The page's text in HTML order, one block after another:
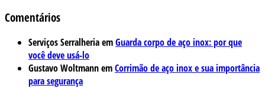
Comentários
Serviços SerralheriaemGuarda corpo de aço inox: por que
você deve usá-lo
Gustavo WoltmannemCorrimão de aço inox e sua importância
para segurança